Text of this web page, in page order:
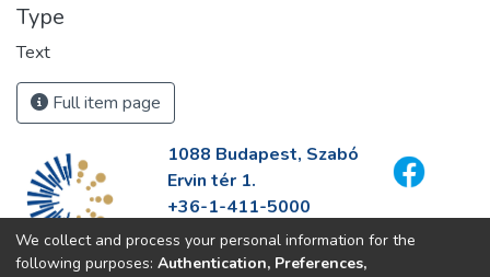
Type
Text
Full item page
1088 Budapest, Szabó
Ervin tér 1.
+36-1-411-5000
info@fszek.hu
https://fszek.hu
We collect and process your personal information for the
following purposes: Authentication, Preferences,